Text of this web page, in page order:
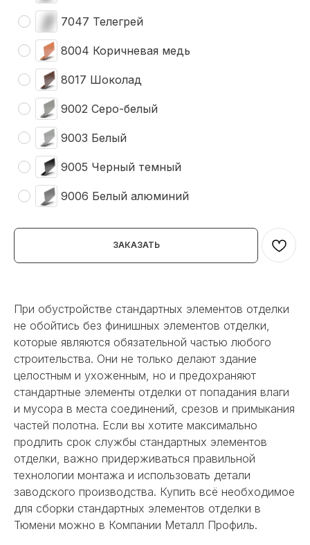
7047 Телегрей
8004 Коричневая медь
8017 Шоколад
9002 Серо-белый
9003 Белый
9005 Черный темный
9006 Белый алюминий
ЗАКАЗАТЬ
При обустройстве стандартных элементов отделки
не обойтись без финишных элементов отделки,
которые являются обязательной частью любого
строительства. Они не только делают здание
целостным и ухоженным, но и предохраняют
стандартные элементы отделки от попадания влаги
и мусора в места соединений, срезов и примыкания
частей полотна. Если вы хотите максимально
продлить срок службы стандартных элементов
отделки, важно придерживаться правильной
технологии монтажа и использовать детали
заводского производства. Купить всё необходимое
для сборки стандартных элементов отделки в
Тюмени можно в Компании Металл Профиль.